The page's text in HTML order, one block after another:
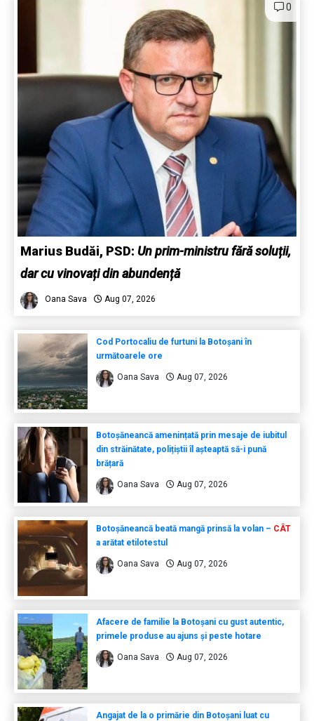
0
Marius Budăi, PSD: Un prim-ministru fără soluții,
dar cu vinovați din abundență
Oana Sava Aug 07, 2026
Cod Portocaliu de furtuni la Botoșani în
următoarele ore
Oana Sava Aug 07, 2026
Botoșăneancă amenințată prin mesaje de iubitul
din străinătate, polițiștii îl așteaptă să-i pună
brățară
Oana Sava Aug 07, 2026
Botoșăneancă beată mangă prinsă la volan – CÂT
a arătat etilotestul
Oana Sava Aug 07, 2026
Afacere de familie la Botoșani cu gust autentic,
primele produse au ajuns și peste hotare
Oana Sava Aug 07, 2026
Angajat de la o primărie din Botoșani luat cu